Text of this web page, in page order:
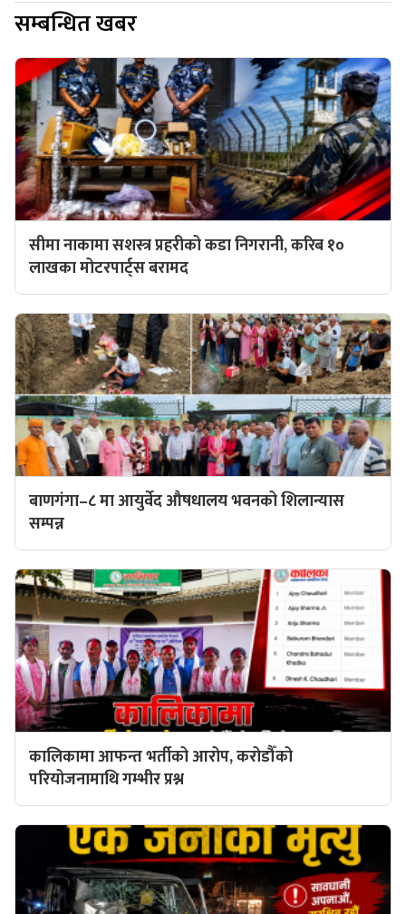
सम्बन्धित खबर
सीमा नाकामा सशस्त्र प्रहरीको कडा निगरानी, करिब १०
लाखका मोटरपार्ट्स बरामद
बाणगंगा–८ मा आयुर्वेद औषधालय भवनको शिलान्यास
सम्पन्न
कालिकामा आफन्त भर्तीको आरोप, करोडौँको
परियोजनामाथि गम्भीर प्रश्न